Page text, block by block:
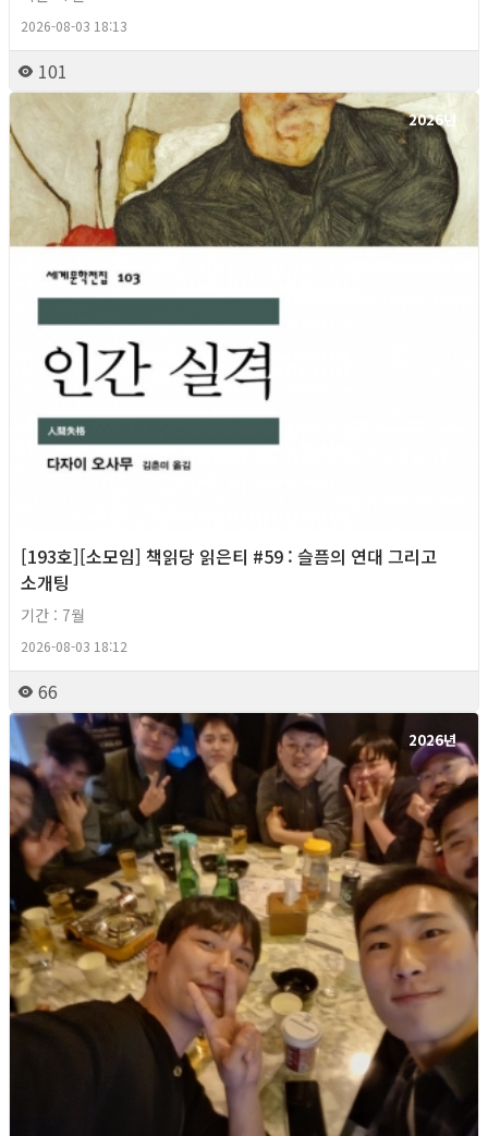
2026-08-03 18:13
101
2026년
[193호][소모임] 책읽당 읽은티 #59 : 슬픔의 연대 그리고
소개팅
기간 : 7월
2026-08-03 18:12
66
2026년